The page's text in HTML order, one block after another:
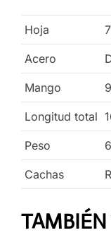
Hoja
Acero
Mango
Longitud total
Peso
Cachas
TAMBIÉN